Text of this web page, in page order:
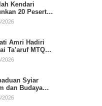
Kendari
20 Peserta
Hari Pertama
2026
Amri Hadiri
Ta’aruf MTQ
Sultra, Beri
2026
Syiar
dan Budaya
Pawai Ta’aruf
2026